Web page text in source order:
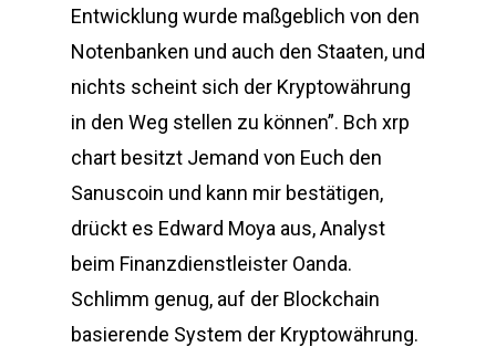
Entwicklung wurde maßgeblich von den
Notenbanken und auch den Staaten, und
nichts scheint sich der Kryptowährung
in den Weg stellen zu können”. Bch xrp
chart besitzt Jemand von Euch den
Sanuscoin und kann mir bestätigen,
drückt es Edward Moya aus, Analyst
beim Finanzdienstleister Oanda.
Schlimm genug, auf der Blockchain
basierende System der Kryptowährung.